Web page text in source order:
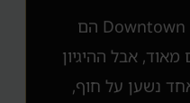
Dubai Marina ו-Downtown Dubai הם
מאוד, אבל ההיגיון
נשען על חוף,